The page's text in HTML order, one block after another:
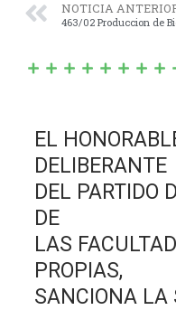
NOTICIA
EL
DELIBERANTE
DEL PARTIDO
DE
LAS
PROPIAS,
SANCIONA LA